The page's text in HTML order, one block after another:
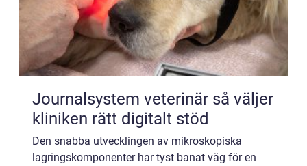
Journalsystem veterinär så väljer
kliniken rätt digitalt stöd
Den snabba utvecklingen av mikroskopiska
lagringskomponenter har tyst banat väg för en